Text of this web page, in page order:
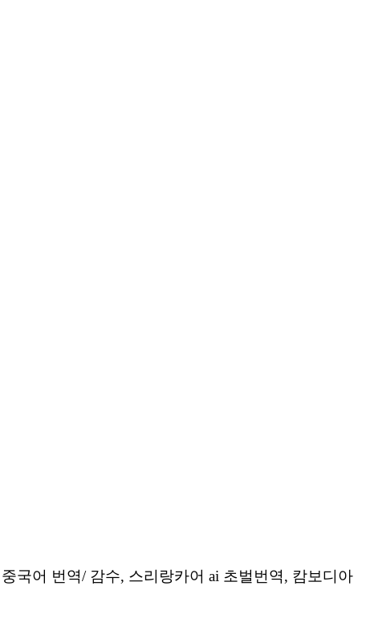
중국어 번역/ 감수, 스리랑카어 ai 초벌번역, 캄보디아